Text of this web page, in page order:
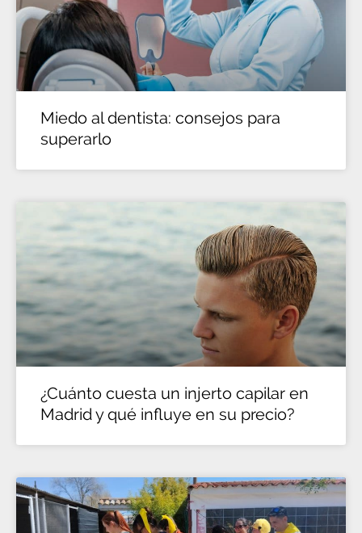
Miedo al dentista: consejos para
superarlo
¿Cuánto cuesta un injerto capilar en
Madrid y qué influye en su precio?